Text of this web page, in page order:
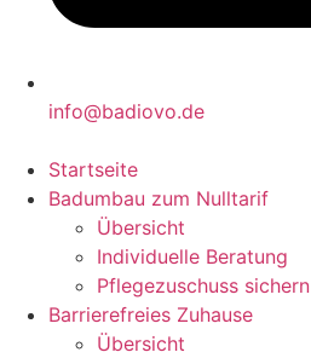
info@badiovo.de
Startseite
Badumbau zum Nulltarif
Übersicht
Individuelle Beratung
Pflegezuschuss sichern
Barrierefreies Zuhause
Übersicht